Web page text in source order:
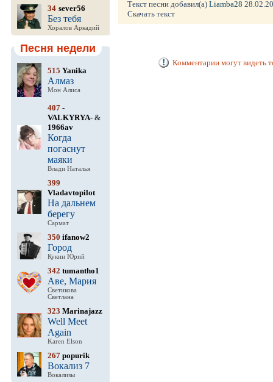
34 sever56
Без тебя
Хоралов Аркадий
Песня недели
515 Yanika
Алмаз
Мон Алиса
407 -
VALKYRYA- &
1966av
Когда
погаснут
маяки
Влади Наталья
399
Vladavtopilot
На дальнем
берегу
Сармат
350 ifanow2
Город
Кукин Юрий
342 tumantho1
Аве, Мария
Светикова
Светлана
323 Marinajazz
Well Meet
Again
Karen Elson
267 popurik
Вокализ 7
Вокализы
Текст песни добавил(а) Liamba28
Скачать текст
Комментарии могут видеть